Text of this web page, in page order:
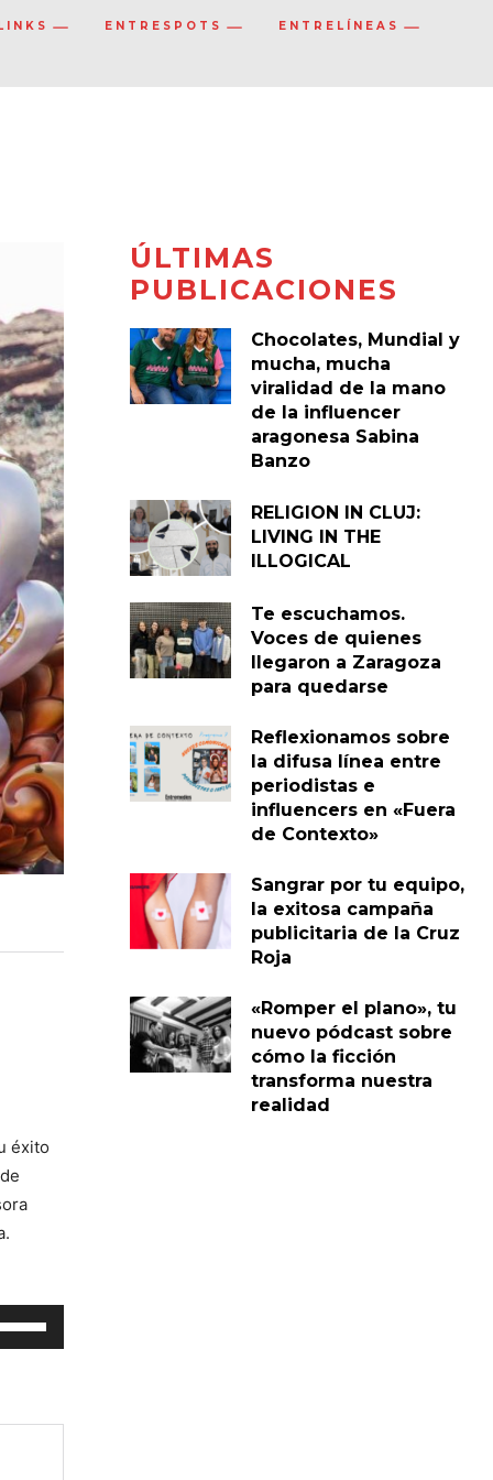
ENTRESPOTS ENTRELÍNEAS
éxito
ÚLTIMAS
PUBLICACIONES
Chocolates, Mundial y
mucha, mucha
viralidad de la mano
de la influencer
aragonesa Sabina
Banzo
RELIGION IN CLUJ:
LIVING IN THE
ILLOGICAL
Te escuchamos.
Voces de quienes
llegaron a Zaragoza
para quedarse
Reflexionamos sobre
la difusa línea entre
periodistas e
influencers en «Fuera
de Contexto»
Sangrar por tu equipo,
la exitosa campaña
publicitaria de la Cruz
Roja
«Romper el plano», tu
nuevo pódcast sobre
cómo la ficción
transforma nuestra
realidad